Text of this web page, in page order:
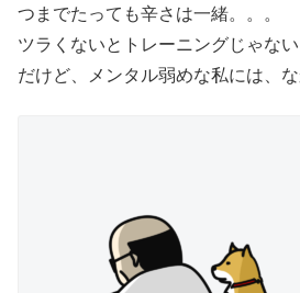
つまでたっても辛さは一緒。。。
ツラくないとトレーニングじゃな
だけど、メンタル弱めな私には、